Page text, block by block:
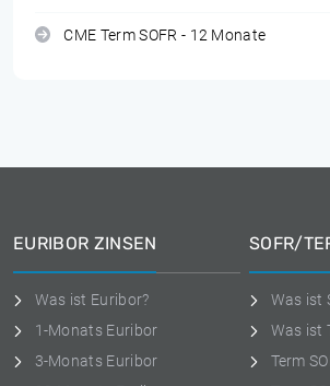
CME Term SOFR - 12 Monate
EURIBOR ZINSEN
Was ist Euribor?
1-Monats Euribor
3-Monats Euribor
SOFR/
Was ist
Was ist
Term